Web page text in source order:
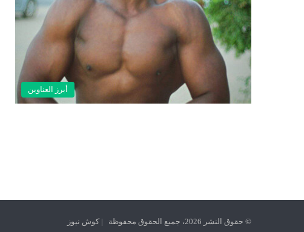
أبرز العناوين
© حقوق النشر 2026، جميع الحقوق محفوظة | كوش نيوز